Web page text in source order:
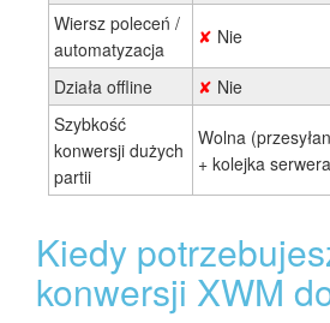
Wiersz poleceń /
automatyzacja
✘ Nie
Działa offline ✘ Nie
Szybkość
konwersji dużych
partii
Wolna
+ kolejka
Kiedy
konwersji XWM